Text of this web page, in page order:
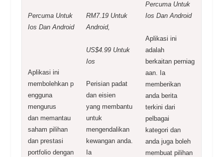
Percuma Untuk
Ios DanAndroid
Aplikasi ini
membolehkan p
engguna
mengurus
dan memantau
saham pilihan
dan prestasi
portfolio dengan
RM7.19 Untuk
Android,
US$4.99 Untuk
Ios
Perisian padat
dan eisien
yang membantu
untuk
mengendalikan
kewangan anda.
Ia
Percuma Untuk
Ios DanAndroid
Aplikasi ini
adalah
berkaitan perniag
aan. Ia
memberikan
anda berita
terkini dari
pelbagai
kategori dan
anda juga boleh
membuat pilihan